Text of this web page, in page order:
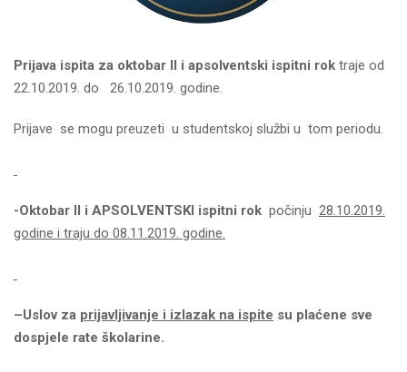
Prijava ispita za oktobar II i apsolventski ispitni rok traje od
22.10.2019. do 26.10.2019. godine.
Prijave se mogu preuzeti u studentskoj službi u tom periodu.
-Oktobar II i APSOLVENTSKI ispitni rok počinju 28.10.2019.
godine i traju do 08.11.2019. godine.
–Uslov za prijavljivanje i izlazak na ispite su plaćene sve
dospjele rate školarine.